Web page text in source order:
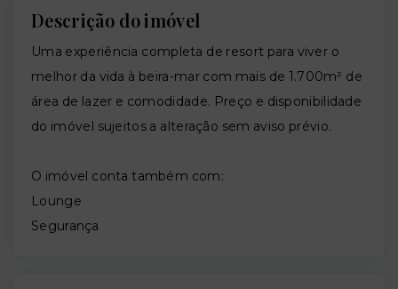
Descrição do imóvel
Uma experiência completa de resort para viver o
melhor da vida à beira-mar com mais de 1.700m² de
área de lazer e comodidade. Preço e disponibilidade
do imóvel sujeitos a alteração sem aviso prévio.
O imóvel conta também com:
Lounge
Segurança